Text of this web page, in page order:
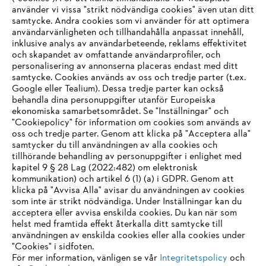
Information för leverantörer
Produkter
Kontakt
Karriär
System för visselblåsare
använder vi vissa "strikt nödvändiga cookies" även utan ditt
samtycke. Andra cookies som vi använder för att optimera
användarvänligheten och tillhandahålla anpassat innehåll,
inklusive analys av användarbeteende, reklams effektivitet
och skapandet av omfattande användarprofiler, och
personalisering av annonserna placeras endast med ditt
samtycke. Cookies används av oss och tredje parter (t.ex.
Google eller Tealium). Dessa tredje parter kan också
behandla dina personuppgifter utanför Europeiska
ekonomiska samarbetsområdet. Se "Inställningar" och
"Cookiepolicy" för information om cookies som används av
oss och tredje parter. Genom att klicka på "Acceptera alla"
samtycker du till användningen av alla cookies och
tillhörande behandling av personuppgifter i enlighet med
kapitel 9 § 28 Lag (2022:482) om elektronisk
kommunikation) och artikel 6 (1) (a) i GDPR. Genom att
klicka på "Avvisa Alla" avisar du användningen av cookies
som inte är strikt nödvändiga. Under Inställningar kan du
acceptera eller avvisa enskilda cookies. Du kan när som
helst med framtida effekt återkalla ditt samtycke till
användningen av enskilda cookies eller alla cookies under
"Cookies" i sidfoten.
För mer information, vänligen se vår Integritetspolicy och